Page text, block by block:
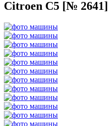
Citroen C5 [№ 2641]